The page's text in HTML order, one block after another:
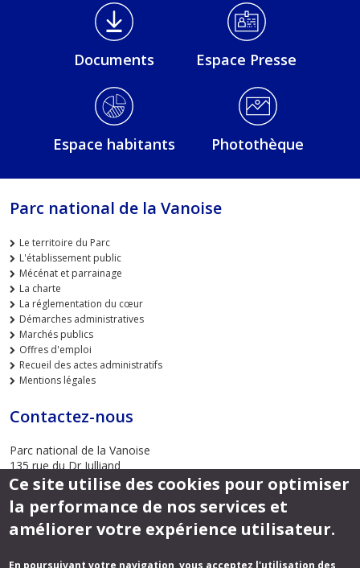
Médiathèque Footer
Documents Espace Presse
Espace habitants Photothèque
Parc national de la Vanoise
Le territoire du Parc
L'établissement public
Mécénat et parrainage
La charte
La réglementation du cœur
Démarches administratives
Marchés publics
Offres d'emploi
Recueil des actes administratifs
Mentions légales
Contactez-nous
Parc national de la Vanoise
135 rue du Dr Julliand
73000 CHAMBERY
Envoyer un email
Ce site utilise des cookies pour optimiser
la performance de nos services et
améliorer votre expérience utilisateur.
En poursuivant votre navigation, vous acceptez l'utilisation des